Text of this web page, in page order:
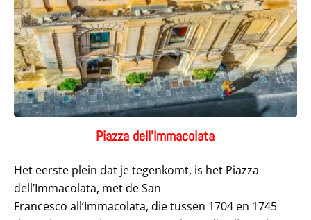
Piazza dell’Immacolata
Het eerste plein dat je tegenkomt, is het Piazza
dell’Immacolata, met de San
Francesco all’Immacolata, die tussen 1704 en 1745